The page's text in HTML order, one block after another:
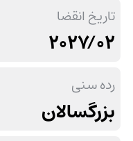
تاریخ انقضا
2027/02
رده سنی
بزرگسالان